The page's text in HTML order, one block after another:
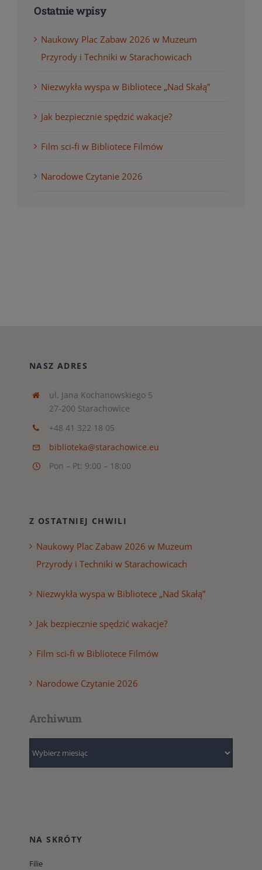
Ostatnie wpisy
Naukowy Plac Zabaw 2026 w Muzeum
Przyrody i Techniki w Starachowicach
Niezwykła wyspa w Bibliotece „Nad Skałą”
Jak bezpiecznie spędzić wakacje?
Film sci-fi w Bibliotece Filmów
Narodowe Czytanie 2026
NASZ ADRES
ul. Jana Kochanowskiego 5
27-200 Starachowice
+48 41 322 18 05
biblioteka@starachowice.eu
Pon – Pt: 9:00 – 18:00
Z OSTATNIEJ CHWILI
Naukowy Plac Zabaw 2026 w Muzeum
Przyrody i Techniki w Starachowicach
Niezwykła wyspa w Bibliotece „Nad Skałą”
Jak bezpiecznie spędzić wakacje?
Film sci-fi w Bibliotece Filmów
Narodowe Czytanie 2026
Archiwum
NA SKRÓTY
Filie